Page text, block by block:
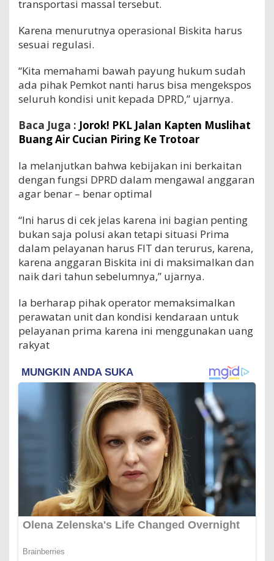
transportasi massal tersebut.
Karena menurutnya operasional Biskita harus
sesuai regulasi.
“Kita memahami bawah payung hukum sudah
ada pihak Pemkot nanti harus bisa mengekspos
seluruh kondisi unit kepada DPRD,” ujarnya.
Baca Juga : Jorok! PKL Jalan Kapten Muslihat
Buang Air Cucian Piring Ke Trotoar
Ia melanjutkan bahwa kebijakan ini berkaitan
dengan fungsi DPRD dalam mengawal anggaran
agar benar – benar optimal
“Ini harus di cek jelas karena ini bagian penting
bukan saja polusi akan tetapi situasi Prima
dalam pelayanan harus FIT dan terurus, karena,
karena anggaran Biskita ini di maksimalkan dan
naik dari tahun sebelumnya,” ujarnya.
Ia berharap pihak operator memaksimalkan
perawatan unit dan kondisi kendaraan untuk
pelayanan prima karena ini menggunakan uang
rakyat